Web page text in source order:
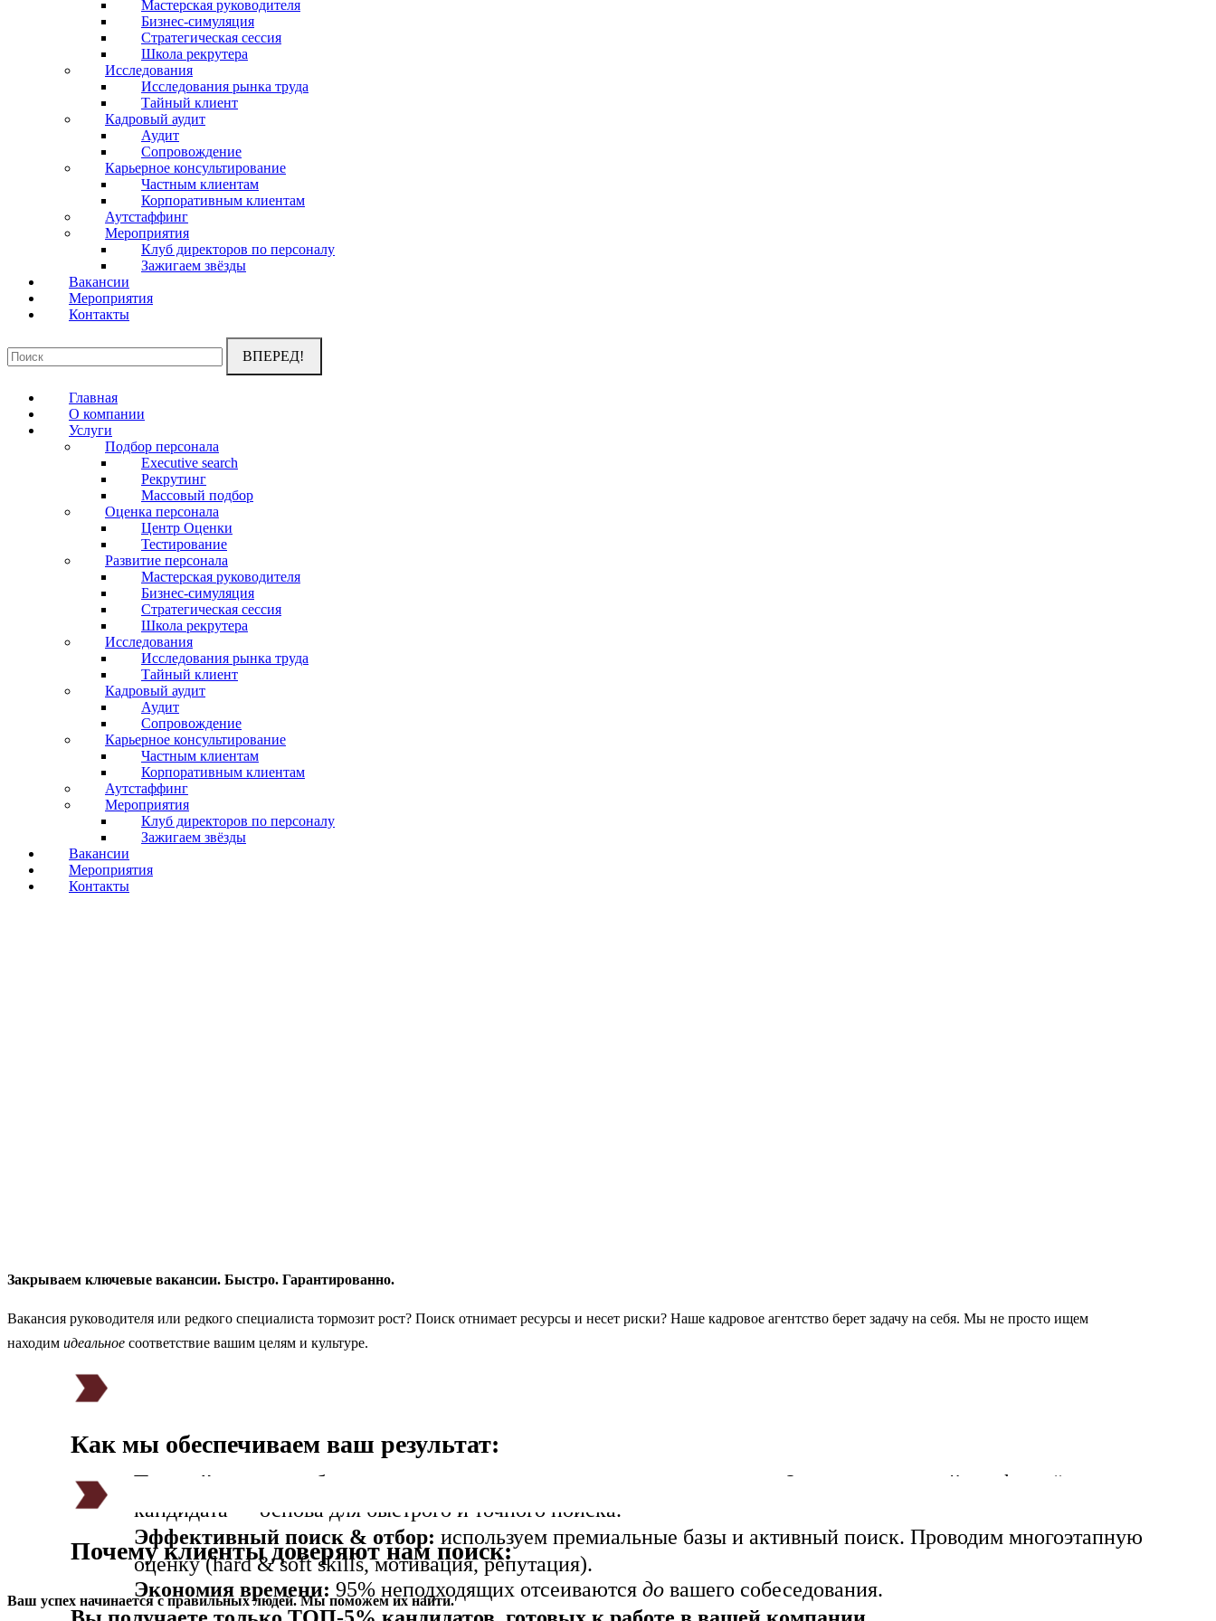
Мастерская руководителя
Бизнес-симуляция
Стратегическая сессия
Школа рекрутера
Исследования
Исследования рынка труда
Тайный клиент
Кадровый аудит
Аудит
Сопровождение
Карьерное консультирование
Частным клиентам
Корпоративным клиентам
Аутстаффинг
Мероприятия
Клуб директоров по персоналу
Зажигаем звёзды
Вакансии
Мероприятия
Контакты
Поиск:
Главная
О компании
Услуги
Подбор персонала
Executive search
Рекрутинг
Массовый подбор
Оценка персонала
Центр Оценки
Тестирование
Развитие персонала
Мастерская руководителя
Бизнес-симуляция
Стратегическая сессия
Школа рекрутера
Исследования
Исследования рынка труда
Тайный клиент
Кадровый аудит
Аудит
Сопровождение
Карьерное консультирование
Частным клиентам
Корпоративным клиентам
Аутстаффинг
Мероприятия
Клуб директоров по персоналу
Зажигаем звёзды
Вакансии
Мероприятия
Контакты
Закрываем ключевые вакансии. Быстро. Гарантированно.
Вакансия руководителя или редкого специалиста тормозит рост? Поиск отнимает ресурсы и несет риски? Наше кадровое агентство берет задачу на себя. Мы не просто ищем
находим идеальное соответствие вашим целям и культуре.
Как мы обеспечиваем ваш результат:
Точный старт:
глубоко анализируем вашу задачу, рынок и культуру. Формируем четкий профиль “идеального
кандидата” – основа для быстрого и точного поиска.
Эффективный поиск & отбор: используем премиальные базы и активный поиск. Проводим многоэтапную
оценку (hard & soft skills, мотивация, репутация).
Почему клиенты доверяют нам поиск:
Экономия времени: 95% неподходящих отсеиваются до вашего собеседования.
Ваш успех начинается с правильных людей. Мы поможем их найти.